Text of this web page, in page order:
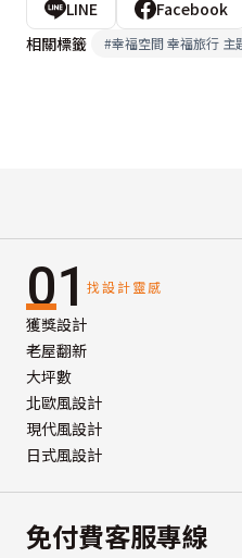
LINE Facebook
相關標籤
#幸福空間 幸福旅行 主
01 找設計靈感
獲獎設計
老屋翻新
大坪數
北歐風設計
現代風設計
日式風設計
免付費客服專線